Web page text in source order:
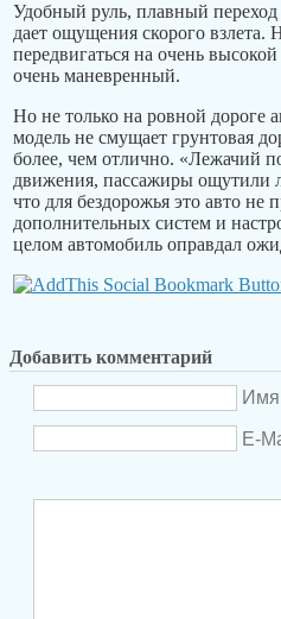
Удобный руль, плавный
дает ощущения скорого взлета.
передвигаться на очень
очень маневренный.
Но не только на ровной дороге
модель не смущает грунтовая
более, чем отлично. «Лежачий
движения, пассажиры ощутили
что для бездорожья это авто не
дополнительных систем и
целом автомобиль оправдал
Добавить комментарий
Имя
E-